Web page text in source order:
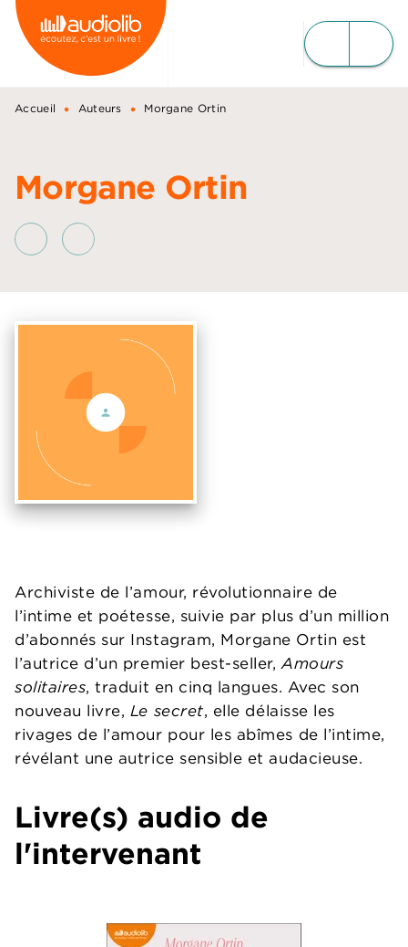
MENU RECHERCHE
CONTENU
PIED DE PAGE
Accueil • Auteurs • Morgane Ortin
Morgane Ortin
Archiviste de l’amour, révolutionnaire de
l’intime et poétesse, suivie par plus d’un million
d’abonnés sur Instagram, Morgane Ortin est
l’autrice d’un premier best-seller,Amours
solitaires, traduit en cinq langues. Avec son
nouveau livre, Le secret, elle délaisse les
rivages de l’amour pour les abîmes de l’intime,
révélant une autrice sensible et audacieuse.
Livre(s) audio de
l'intervenant